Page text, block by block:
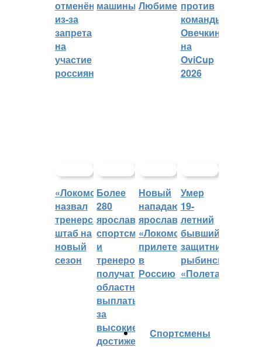
отменён
из-за
запрета
на
участие
россиян
машины Любиме против
команды
Овечкина
на
OviCup
2026
«Локомотив»
назвал
тренерский
штаб на
новый
сезон
Более
280
ярославских
спортсменов
и
тренеров
получат
областные
выплаты
за
высокие
достижения
Новый
нападающий
ярославского
«Локомотива»
прилетел
в
Россию
Умер
19-
летний
бывший
защитник
рыбинского
«Полета»
Cпортсмены